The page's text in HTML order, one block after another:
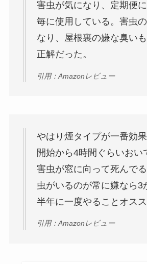
害虫が気になり、定期便
毎に使用している。害虫
なり、屋根裏の嫌な臭い
正解だった。
引用：Amazonレビュー
やはり煙タイプが一番効果
開始から4時間ぐらいおい
害虫が窓に向って死んで
虫がいるのが常に嫌なら3
半年に一度やることオスス
引用：Amazonレビュー